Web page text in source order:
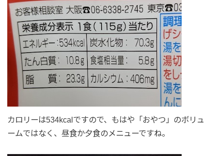
カロリーは534kcalですので、もはや「おやつ」のボリュ
ームではなく、昼食か夕食のメニューですね。